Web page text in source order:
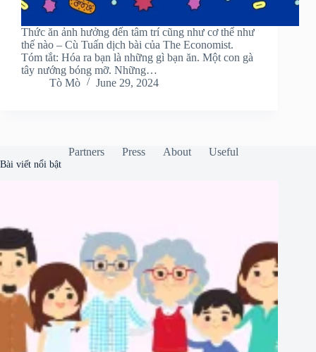
Thức ăn ảnh hưởng đến tâm trí cũng như cơ thể như
thế nào – Cù Tuấn dịch bài của The Economist.
Tóm tắt: Hóa ra bạn là những gì bạn ăn. Một con gà
tây nướng bóng mỡ. Những…
Tò Mò
June 29, 2024
Partners Press About Useful
Bài viết nổi bật